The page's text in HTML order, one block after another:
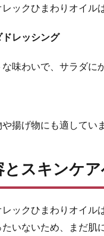
レックひまわりオイル
ドレッシング
な味わいで、サラダに
揚げ物にも適してい
とスキンケ
レックひまわりオイル
たいないため、まだ肌